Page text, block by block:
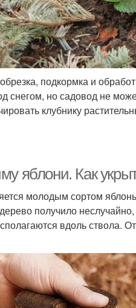
подкормка и
снегом, но садовод не
клубнику
яблони. Как
молодым сортом
получило
вдоль ствола.